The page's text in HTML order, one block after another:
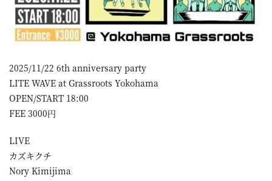
る
ダ
イ
ニ
ン
グ
ー
2025/11/22 6th anniversary party
LITE WAVE at Grassroots Yokohama
OPEN/START 18:00
FEE 3000円
LIVE
カズキクチ
Nory Kimijima